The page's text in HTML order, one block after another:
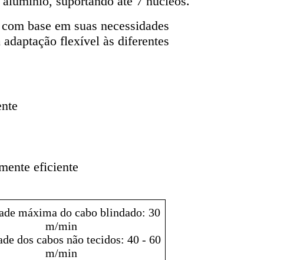
base em suas necessidades
flexível às diferentes
eficiente
máxima do cabo blindado: 30
m/min
dos cabos não tecidos: 40 - 60
m/min